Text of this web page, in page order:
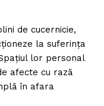
de cucernicie,
la suferința
lor personal
afecte cu rază
în afara